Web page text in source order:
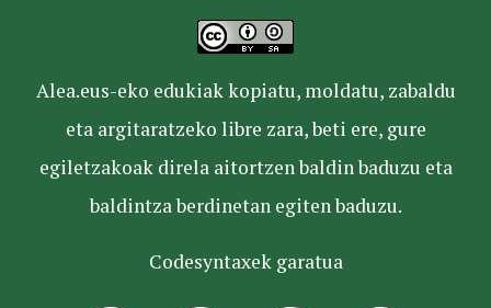
Alea.eus-eko edukiak kopiatu, moldatu, zabaldu
eta argitaratzeko libre zara, beti ere, gure
egiletzakoak direla aitortzen baldin baduzu eta
baldintza berdinetan egiten baduzu.
Codesyntaxek garatua